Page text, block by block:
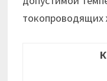
токопроводящих